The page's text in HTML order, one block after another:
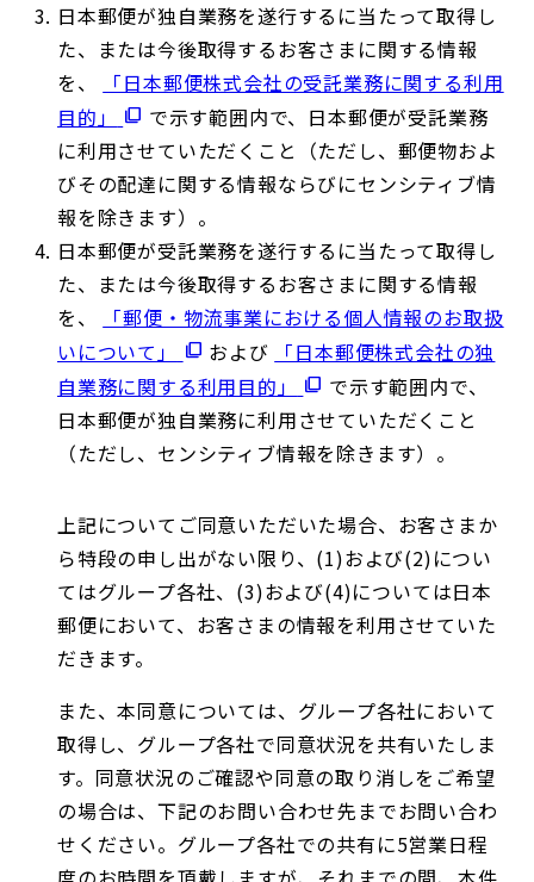
日本郵便が独自業務を遂行するに当たって取得し
た、または今後取得するお客さまに関する情報
を、
「日本郵便株式会社の受託業務に関する利用
目的」
で示す範囲内で、日本郵便が受託業務
に利用させていただくこと（ただし、郵便物およ
びその配達に関する情報ならびにセンシティブ情
報を除きます）。
日本郵便が受託業務を遂行するに当たって取得し
た、または今後取得するお客さまに関する情報
を、
「郵便・物流事業における個人情報のお取扱
いについて」
および
「日本郵便株式会社の独
自業務に関する利用目的」
で示す範囲内で、
日本郵便が独自業務に利用させていただくこと
（ただし、センシティブ情報を除きます）。
上記についてご同意いただいた場合、お客さまか
ら特段の申し出がない限り、(1)および(2)につい
てはグループ各社、(3)および(4)については日本
郵便において、お客さまの情報を利用させていた
だきます。
また、本同意については、グループ各社において
取得し、グループ各社で同意状況を共有いたしま
す。同意状況のご確認や同意の取り消しをご希望
の場合は、下記のお問い合わせ先までお問い合わ
せください。グループ各社での共有に5営業日程